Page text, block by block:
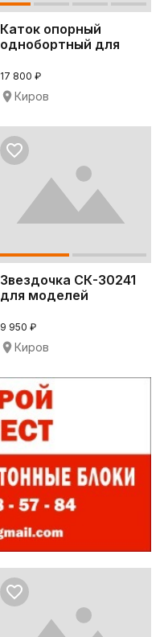
Каток опорный
однобортный для
17 800 ₽
Киров
Звездочка СК-30241
для моделей
9 950 ₽
Киров